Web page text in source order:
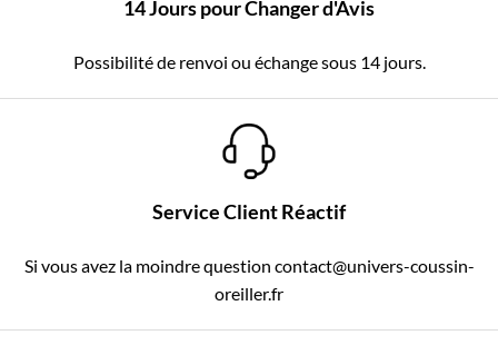
14 Jours pour Changer d'Avis
Possibilité de renvoi ou échange sous 14 jours.
Service Client Réactif
Si vous avez la moindre question contact@univers-coussin-
oreiller.fr